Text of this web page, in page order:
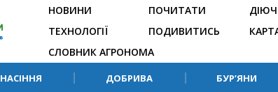
НОВИНИ
ТЕХНОЛОГІЇ
ПОЧИТАТИ
ПОДИВИТИСЬ
СЛОВНИК АГРОНОМА
НАСІННЯ ДОБРИВА БУР’ЯНИ